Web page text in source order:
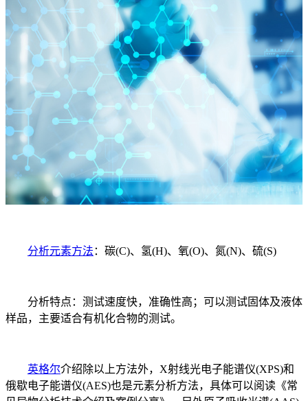
分析元素方法 ：碳(C)、氢(H)、氧(O)、氮(N)、硫(S)
分析特点：测试速度快，准确性高；可以测试固体及液体
样品，主要适合有机化合物的测试。
英格尔介绍除以上方法外，X射线光电子能谱仪(XPS)和
俄歇电子能谱仪(AES)也是元素分析方法，具体可以阅读《常